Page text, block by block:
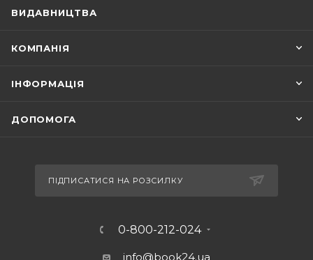
ВИДАВНИЦТВА
КОМПАНІЯ
ІНФОРМАЦІЯ
ДОПОМОГА
ПІДПИСАТИСЯ НА РОЗСИЛКУ
0-800-212-024
info@book24.ua